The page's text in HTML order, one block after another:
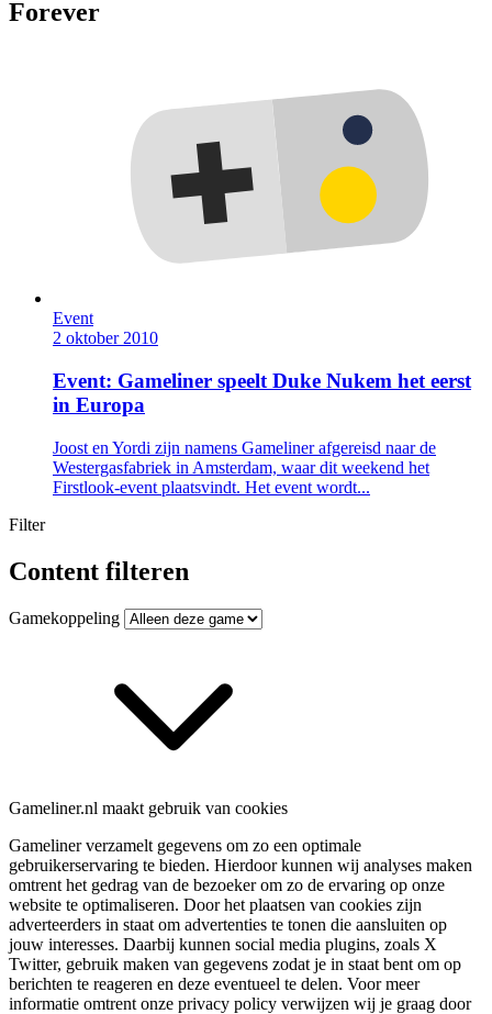
Forever
Event
2 oktober 2010
Event: Gameliner speelt Duke Nukem het eerst
in Europa
Joost en Yordi zijn namens Gameliner afgereisd naar de
Westergasfabriek in Amsterdam, waar dit weekend het
Firstlook-event plaatsvindt. Het event wordt...
Filter
Content filteren
Gamekoppeling
Gameliner.nl maakt gebruik van cookies
Gameliner verzamelt gegevens om zo een optimale
gebruikerservaring te bieden. Hierdoor kunnen wij analyses maken
omtrent het gedrag van de bezoeker om zo de ervaring op onze
website te optimaliseren. Door het plaatsen van cookies zijn
adverteerders in staat om advertenties te tonen die aansluiten op
jouw interesses. Daarbij kunnen social media plugins, zoals X
Twitter, gebruik maken van gegevens zodat je in staat bent om op
berichten te reageren en deze eventueel te delen. Voor meer
informatie omtrent onze privacy policy verwijzen wij je graag door